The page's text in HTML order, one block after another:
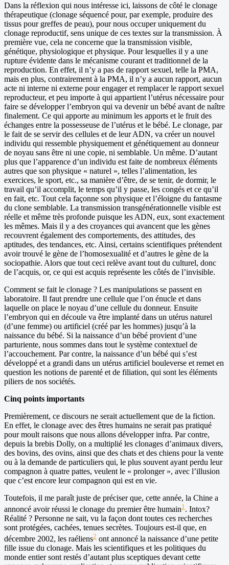
Dans la réflexion qui nous intéresse ici, laissons de côté le clonage
thérapeutique (clonage séquencé pour, par exemple, produire des
tissus pour greffes de peau), pour nous occuper uniquement du
clonage reproductif, sens unique de ces textes sur la transmission. À
première vue, cela ne concerne que la transmission visible,
génétique, physiologique et physique. Pour lesquelles il y a une
rupture évidente dans le mécanisme courant et traditionnel de la
reproduction. En effet, il n’y a pas de rapport sexuel, telle la PMA,
mais en plus, contrairement à la PMA, il n’y a aucun rapport, aucun
acte ni interne ni externe pour engager et remplacer le rapport sexuel
reproducteur, et peu importe à qui appartient l’utérus nécessaire pour
faire se développer l’embryon qui va devenir un bébé avant de naître
finalement. Ce qui apporte au minimum les apports et le fruit des
échanges entre la possesseuse de l’utérus et le bébé. Le clonage, par
le fait de se servir des cellules et de leur ADN, va créer un nouvel
individu qui ressemble physiquement et génétiquement au donneur
de noyau sans être ni une copie, ni semblable. Un même. D’autant
plus que l’apparence d’un individu est faite de nombreux éléments
autres que son physique « naturel », telles l’alimentation, les
exercices, le sport, etc., sa manière d’être, de se tenir, de dormir, le
travail qu’il accomplit, le temps qu’il y passe, les congés et ce qu’il
en fait, etc. Tout cela façonne son physique et l’éloigne du fantasme
du clone semblable. La transmission transgénérationnelle visible est
réelle et même très profonde puisque les ADN, eux, sont exactement
les mêmes. Mais il y a des croyances qui avancent que les gènes
recouvrent également des comportements, des attitudes, des
aptitudes, des tendances, etc. Ainsi, certains scientifiques prétendent
avoir trouvé le gène de l’homosexualité et d’autres le gène de la
sociopathie. Alors que tout ceci relève avant tout du culturel, donc
de l’acquis, or, ce qui est acquis représente les côtés de l’invisible.
Comment se fait le clonage ? Les manipulations se passent en
laboratoire. Il faut prendre une cellule que l’on énucle et dans
laquelle on place le noyau d’une cellule du donneur. Ensuite
l’embryon qui en découle va être implanté dans un utérus naturel
(d’une femme) ou artificiel (créé par les hommes) jusqu’à la
naissance du bébé. Si la naissance d’un bébé provient d’une
parturiente, nous sommes dans tout le système contextuel de
l’accouchement. Par contre, la naissance d’un bébé qui s’est
développé et a grandi dans un utérus artificiel bouleverse et remet en
question les notions de parenté et de filiation, qui sont les éléments
piliers de nos sociétés.
Cinq points importants
Premièrement, ce discours ne serait actuellement que de la fiction.
En effet, le clonage avec des êtres humains ne serait pas pratiqué
pour moult raisons que nous allons développer infra. Par contre,
depuis la brebis Dolly, on a multiplié les clonages d’animaux divers,
des bovins, des ovins, ainsi que des chats et des chiens pour la vente
ou à la demande de particuliers qui, le plus souvent ayant perdu leur
compagnon à quatre pattes, veulent le « prolonger », avec l’illusion
que c’est encore leur compagnon qui est en vie.
Toutefois, il me paraît juste de préciser que, cette année, la Chine a
annoncé avoir réussi le clonage du premier être humain1 . Intox?
Réalité ? Personne ne sait, vu la façon dont toutes ces recherches
sont protégées, cachées, tenues secrètes. Toujours est-il que, en
décembre 2002, les raéliens2 ont annoncé la naissance d’une petite
fille issue du clonage. Mais les scientifiques et les politiques du
monde entier sont restés d’autant plus sceptiques devant cette